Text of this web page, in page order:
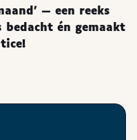
— een reeks
bedacht én gemaakt